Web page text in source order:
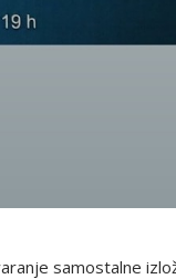
samostalne